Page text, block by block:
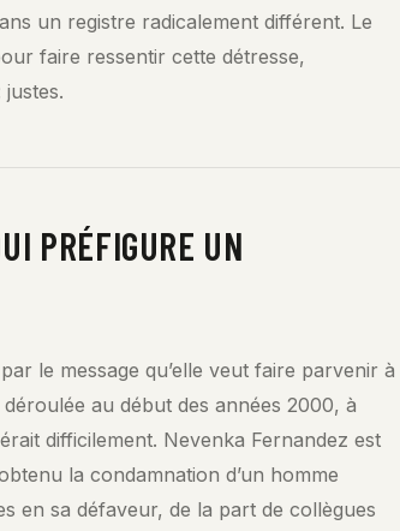
un registre radicalement différent. Le
faire ressentir cette détresse,
PRÉFIGURE UN
le message qu’elle veut faire parvenir à
au début des années 2000, à
difficilement. Nevenka Fernandez est
la condamnation d’un homme
en sa défaveur, de la part de collègues